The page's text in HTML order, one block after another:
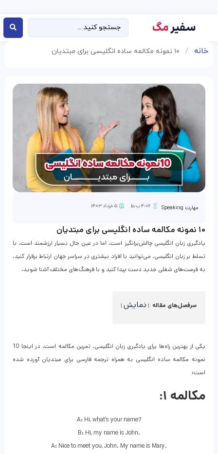
خانه / ۱۰ نمونه مکالمه ساده انگلیسی برای مبتدیان
مهارت Speaking ۴:۰۶ ب٫ظ ۵ خرداد ۱۴۰۳
۱۰ نمونه مکالمه ساده انگلیسی برای مبتدیان
یادگیری زبان انگلیسی چالش‌برانگیز است، اما در عین حال بسیار ارزشمند است. با
تسلط بر زبان انگلیسی، می‌توانید با افراد بیشتری در سراسر جهان ارتباط برقرار کنید،
به فرصت‌های شغلی جدید دست پیدا کنید و با فرهنگ‌های مختلف آشنا شوید.
سرفصل‌های مقاله نمایش
یکی از بهترین راه‌ها برای یادگیری زبان انگلیسی، تمرین مکالمه است. در اینجا 10
نمونه مکالمه ساده انگلیسی به همراه ترجمه فارسی برای مبتدیان آورده شده
است:
مکالمه ۱:
A: Hi, what’s your name?
B: Hi, my name is John.
A: Nice to meet you, John. My name is Mary.